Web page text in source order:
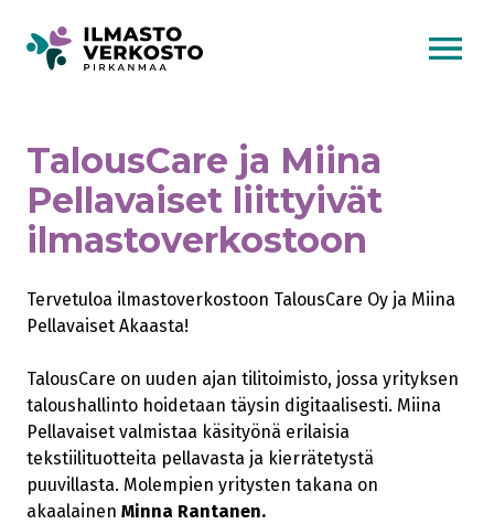
TalousCare ja Miina
Pellavaiset liittyivät
ilmastoverkostoon
Tervetuloa ilmastoverkostoon TalousCare Oy ja Miina
Pellavaiset Akaasta!
TalousCare on uuden ajan tilitoimisto, jossa yrityksen
taloushallinto hoidetaan täysin digitaalisesti. Miina
Pellavaiset valmistaa käsityönä erilaisia
tekstiilituotteita pellavasta ja kierrätetystä
puuvillasta. Molempien yritysten takana on
akaalainen Minna Rantanen.